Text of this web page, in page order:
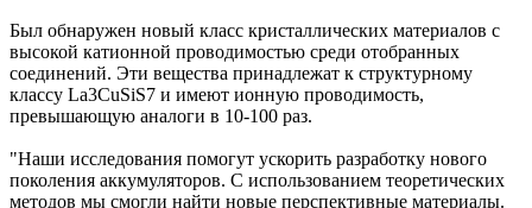
Был обнаружен новый класс кристаллических материалов с
высокой катионной проводимостью среди отобранных
соединений. Эти вещества принадлежат к структурному
классу La3CuSiS7 и имеют ионную проводимость,
превышающую аналоги в 10-100 раз.
"Наши исследования помогут ускорить разработку нового
поколения аккумуляторов. С использованием теоретических
методов мы смогли найти новые перспективные материалы.